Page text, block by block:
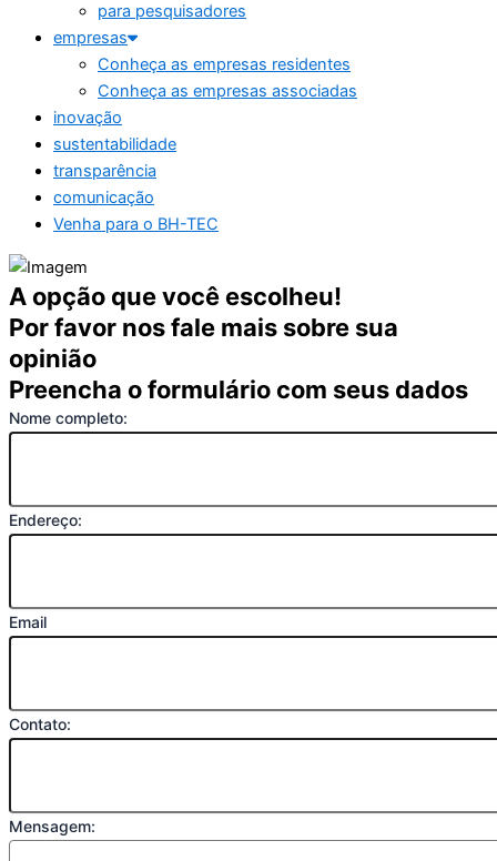
para pesquisadores
empresas
Conheça as empresas residentes
Conheça as empresas associadas
inovação
sustentabilidade
transparência
comunicação
Venha para o BH-TEC
A opção que você escolheu!
Por favor nos fale mais sobre sua
opinião
Preencha o formulário com seus dados
Nome completo:
Endereço:
Email
Contato:
Mensagem: